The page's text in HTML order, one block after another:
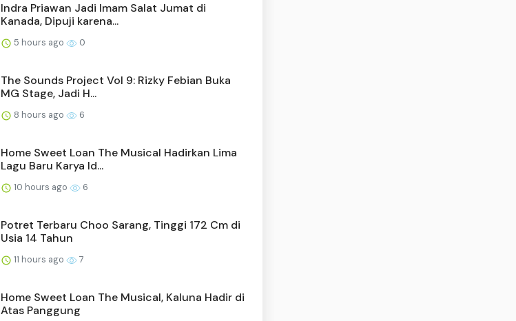
Indra Priawan Jadi Imam Salat Jumat di
Kanada, Dipuji karena...
5 hours ago 0
The Sounds Project Vol 9: Rizky Febian Buka
MG Stage, Jadi H...
8 hours ago 6
Home Sweet Loan The Musical Hadirkan Lima
Lagu Baru Karya Id...
10 hours ago 6
Potret Terbaru Choo Sarang, Tinggi 172 Cm di
Usia 14 Tahun
11 hours ago 7
Home Sweet Loan The Musical, Kaluna Hadir di
Atas Panggung